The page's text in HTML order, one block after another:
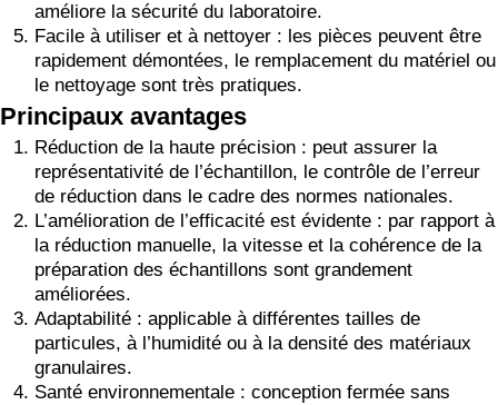
améliore la sécurité du laboratoire.
Facile à utiliser et à nettoyer : les pièces peuvent être
rapidement démontées, le remplacement du matériel ou
le nettoyage sont très pratiques.
Principaux avantages
Réduction de la haute précision : peut assurer la
représentativité de l’échantillon, le contrôle de l’erreur
de réduction dans le cadre des normes nationales.
L’amélioration de l’efficacité est évidente : par rapport à
la réduction manuelle, la vitesse et la cohérence de la
préparation des échantillons sont grandement
améliorées.
Adaptabilité : applicable à différentes tailles de
particules, à l’humidité ou à la densité des matériaux
granulaires.
Santé environnementale : conception fermée sans